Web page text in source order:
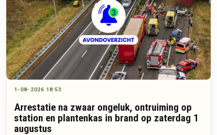
1-08-2026 18:53
Arrestatie na zwaar ongeluk, ontruiming op
station en plantenkas in brand op zaterdag 1
augustus